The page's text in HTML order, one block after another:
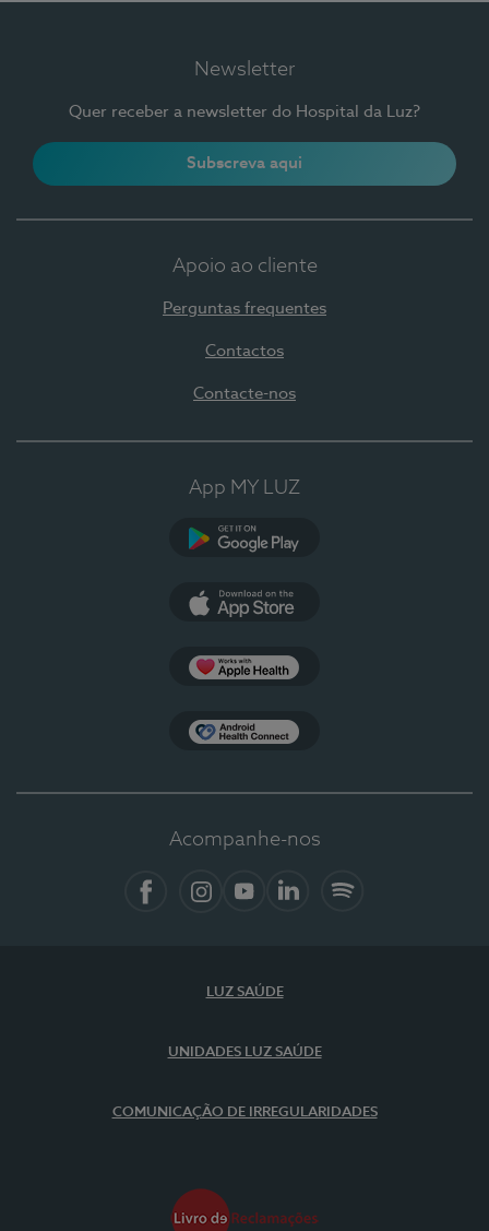
Newsletter
Quer receber a newsletter do Hospital da Luz?
Subscreva aqui
Apoio ao cliente
Perguntas frequentes
Contactos
Contacte-nos
App MY LUZ
Acompanhe-nos
LUZ SAÚDE
UNIDADES LUZ SAÚDE
COMUNICAÇÃO DE IRREGULARIDADES